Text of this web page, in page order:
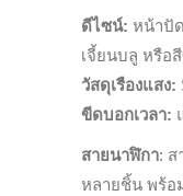
ดีไซน์: หน้าปั
เจี้ยนบลู หรือ
วัสดุเรืองแสง:
ขีดบอกเวลา:
สายนาฬิกา: ส
หลายชิ้น พร้อ